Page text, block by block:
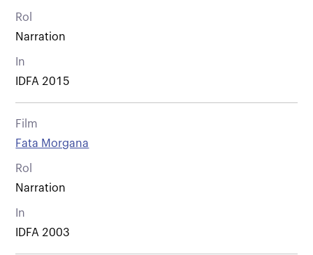
Rol
Narration
In
IDFA 2015
Film
Fata Morgana
Rol
Narration
In
IDFA 2003